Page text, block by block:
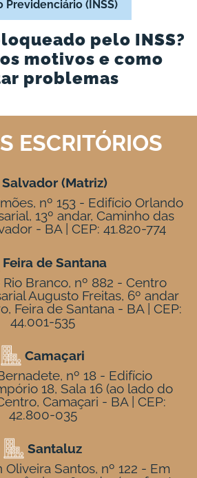
Previdenciário (INSS)
pelo INSS?
motivos e como
problemas
ESCRITÓRIOS
Salvador (Matriz)
nº 153 - Edifício Orlando
13º andar, Caminho das
- BA | CEP: 41.820-774
Feira de Santana
Branco, nº 882 - Centro
Augusto Freitas, 6º andar
Feira de Santana - BA | CEP:
44.001-535
Camaçari
nº 18 - Edifício
18, Sala 16 (ao lado do
Camaçari - BA | CEP:
42.800-035
Santaluz
Santos, nº 122 - Em